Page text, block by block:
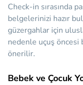
Check-in sırasında
belgelerinizi hazır
güzergahlar için
nedenle uçuş
önerilir.
Bebek ve Çocuk